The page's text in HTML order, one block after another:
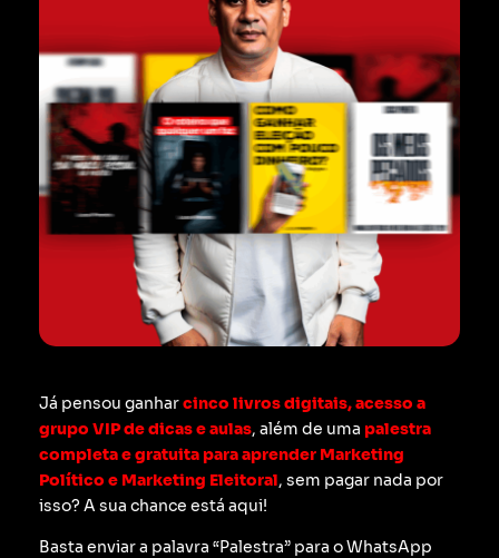
Já pensou ganharcinco livros digitais, acesso a
grupo VIP de dicas e aulas, além de uma palestra
completa e gratuita para aprender Marketing
Político e Marketing Eleitoral, sem pagar nada por
isso? A sua chance está aqui!
Basta enviar a palavra “Palestra” para o WhatsApp